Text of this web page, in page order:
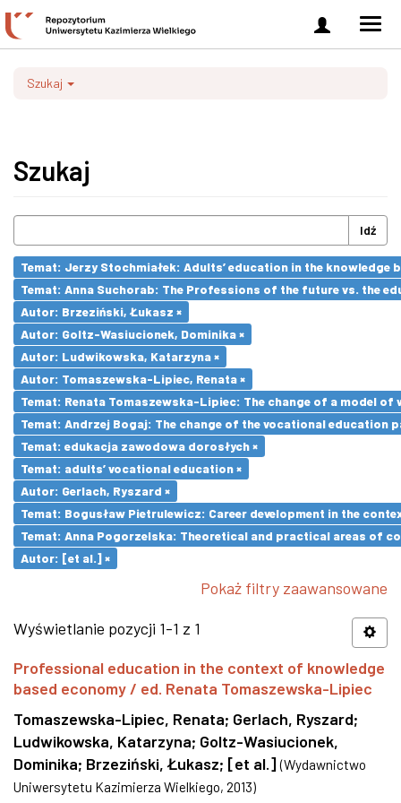
Zaloguj
się
Szukaj
Szukaj
Idź
Temat: Jerzy Stochmiałek: Adults’ education in the knowledge
Temat: Anna Suchorab: The Professions of the future vs. the
Autor: Brzeziński, Łukasz ×
Autor: Goltz-Wasiucionek, Dominika ×
Autor: Ludwikowska, Katarzyna ×
Autor: Tomaszewska-Lipiec, Renata ×
Temat: Renata Tomaszewska-Lipiec: The change of a model
Temat: Andrzej Bogaj: The change of the vocational education
Temat: edukacja zawodowa dorosłych ×
Temat: adults’ vocational education ×
Autor: Gerlach, Ryszard ×
Temat: Bogusław Pietrulewicz: Career development in the
Temat: Anna Pogorzelska: Theoretical and practical areas of
Autor: [et al.] ×
Pokaż filtry zaawansowane
Wyświetlanie pozycji 1-1 z 1
Professional education in the context of knowledge
based economy / ed. Renata Tomaszewska-Lipiec
Tomaszewska-Lipiec, Renata; Gerlach, Ryszard;
Ludwikowska, Katarzyna; Goltz-Wasiucionek,
Dominika; Brzeziński, Łukasz; [et al.] (Wydawnictwo
Uniwersytetu Kazimierza Wielkiego, 2013)